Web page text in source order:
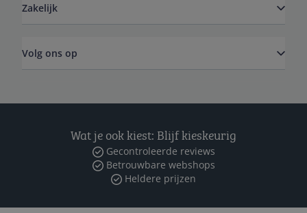
Zakelijk
Volg ons op
Wat je ook kiest: Blijf kieskeurig
Gecontroleerde reviews
Betrouwbare webshops
Heldere prijzen